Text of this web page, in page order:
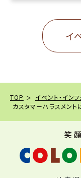
イ
TOP
イベント・インフ
カスタマーハラスメン